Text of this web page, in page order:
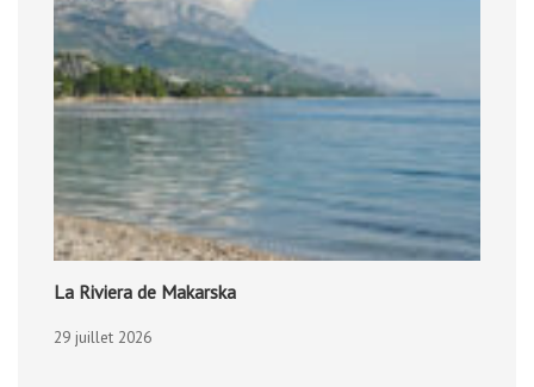
La Riviera de Makarska
29 juillet 2026